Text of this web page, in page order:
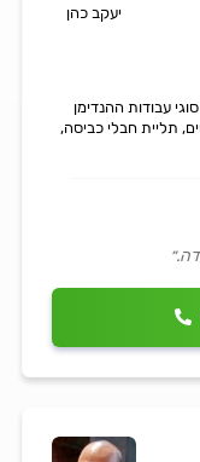
יעקב כהן
עבודות ההנדימן
תליית חבלי כביסה,